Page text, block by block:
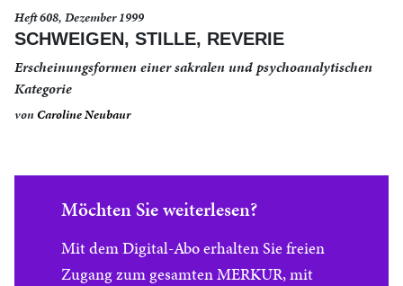
Heft 608, Dezember 1999
SCHWEIGEN, STILLE, REVERIE
Erscheinungsformen einer sakralen und psychoanalytischen
Kategorie
vonCaroline Neubaur
Möchten Sie weiterlesen?
Mit dem Digital-Abo erhalten Sie freien
Zugang zum gesamten MERKUR, mit